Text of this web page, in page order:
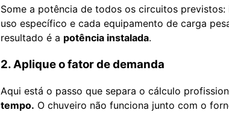
Some a potência de todos os circuitos
uso específico e cada equipamento de carga
resultado é a potência instalada.
2. Aplique o fator de demanda
Aqui está o passo que separa o cálculo
tempo. O chuveiro não funciona junto com o